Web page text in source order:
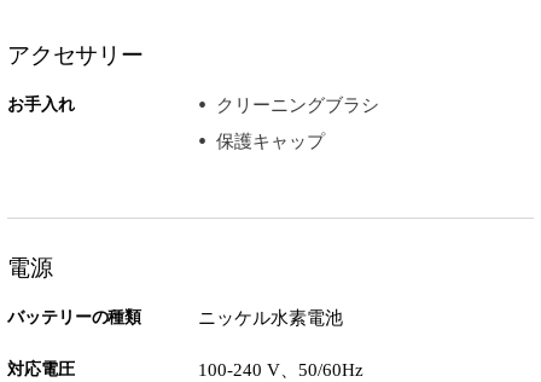
アクセサリー
お手入れ
クリーニングブラシ
保護キャップ
電源
バッテリーの種類 ニッケル水素電池
対応電圧 100-240 V、50/60Hz